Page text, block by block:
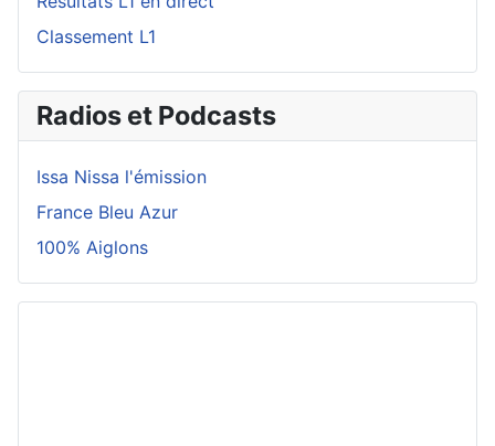
Classement L1
Radios et Podcasts
Issa Nissa l'émission
France Bleu Azur
100% Aiglons